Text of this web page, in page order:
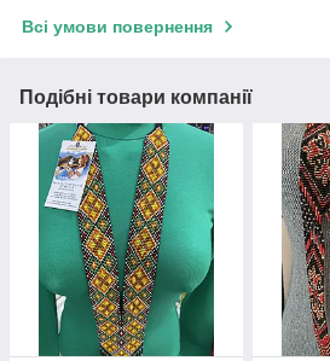
Всі умови повернення
Подібні товари компанії